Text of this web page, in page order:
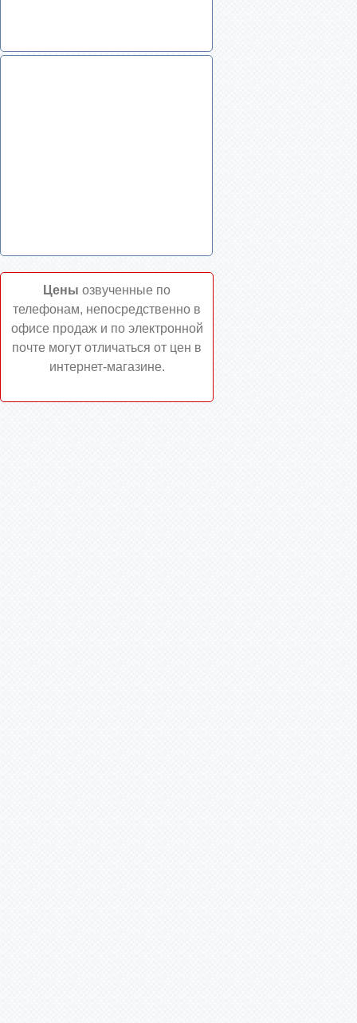
Цены озвученные по
телефонам, непосредственно в
офисе продаж и по электронной
почте могут отличаться от цен в
интернет-магазине.